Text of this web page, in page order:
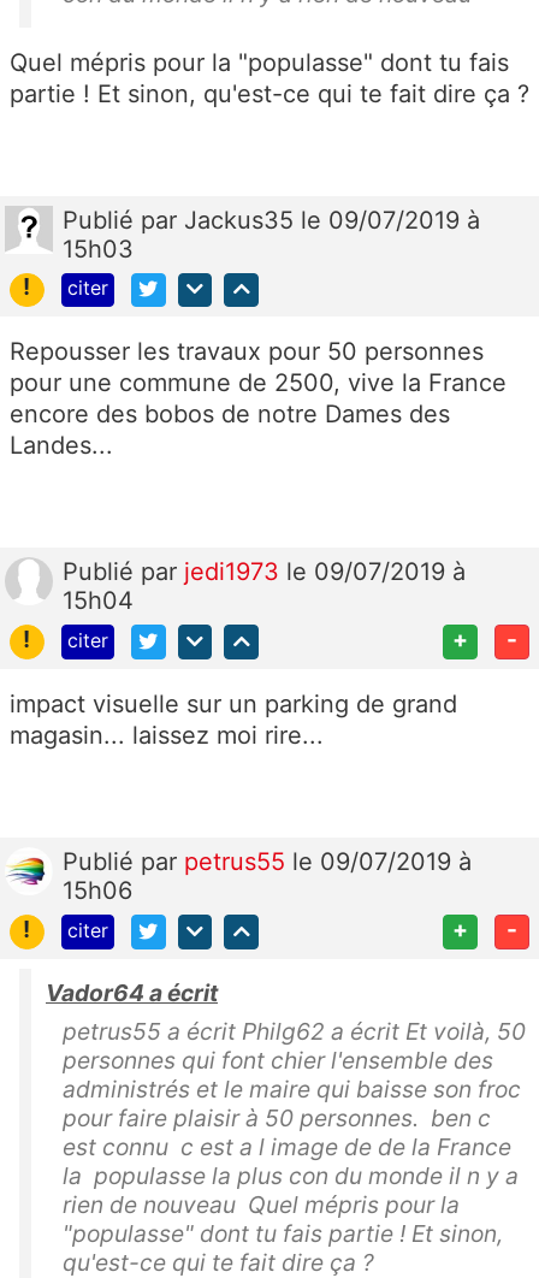
Quel mépris pour la "populasse" dont tu fais
partie ! Et sinon, qu'est-ce qui te fait dire ça ?
Publié par Jackus35 le 09/07/2019 à
15h03
!
citer
Repousser les travaux pour 50 personnes
pour une commune de 2500, vive la France
encore des bobos de notre Dames des
Landes...
Publié par jedi1973 le 09/07/2019 à
15h04
!
citer + -
impact visuelle sur un parking de grand
magasin... laissez moi rire...
Publié par petrus55 le 09/07/2019 à
15h06
!
citer + -
Vador64 a écrit
petrus55 a écrit Philg62 a écrit Et voilà, 50
personnes qui font chier l'ensemble des
administrés et le maire qui baisse son froc
pour faire plaisir à 50 personnes. ben c
est connu c est a l image de de la France
la populasse la plus con du monde il n y a
rien de nouveau Quel mépris pour la
"populasse" dont tu fais partie ! Et sinon,
qu'est-ce qui te fait dire ça ?